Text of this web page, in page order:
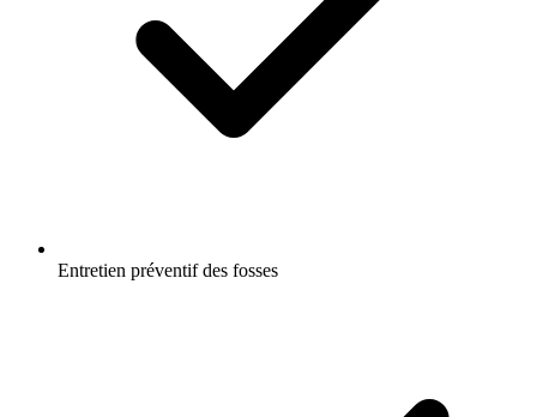
Entretien préventif des fosses